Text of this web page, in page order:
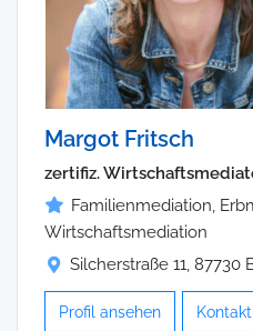
Margot Fritsch
zertifiz.
Familienmediation,
Wirtschaftsmediation
Silcherstraße 11, 87730
Profil ansehen Kontakt